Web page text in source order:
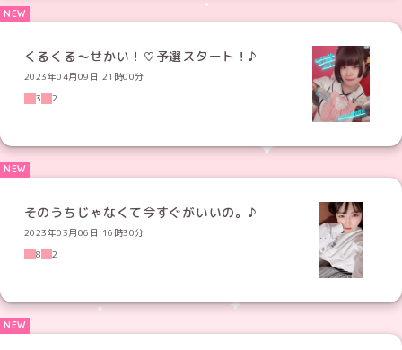
くるくる〜せかい！♡予選スタート！♪
2023年04月09日 21時00分
3
2
そのうちじゃなくて今すぐがいいの。♪
2023年03月06日 16時30分
8
2